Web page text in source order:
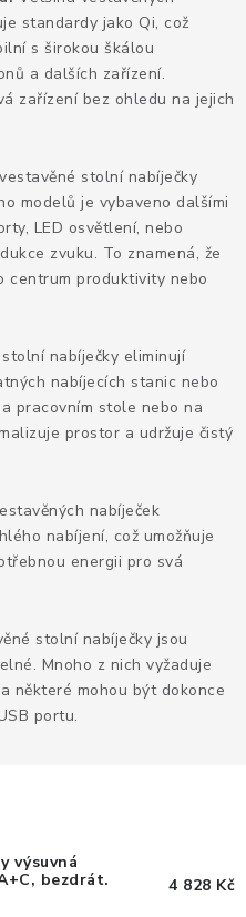
standardy jako Qi, což
s širokou škálou
a dalších zařízení.
zařízení bez ohledu na jejich
stolní nabíječky
modelů je vybaveno dalšími
LED osvětlení, nebo
zvuku. To znamená, že
centrum produktivity nebo
nabíječky eliminují
nabíjecích stanic nebo
pracovním stole nebo na
prostor a udržuje čistý
nabíječek
nabíjení, což umožňuje
energii pro svá
stolní nabíječky jsou
Mnoho z nich vyžaduje
některé mohou být dokonce
portu.
výsuvná
bezdrát.
4 828 Kč